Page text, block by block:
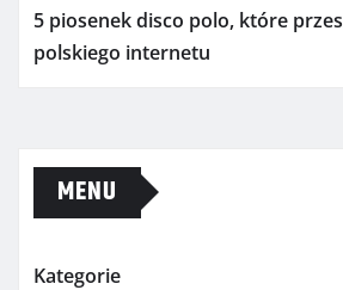
5 piosenek disco polo, które
polskiego internetu
MENU
Kategorie